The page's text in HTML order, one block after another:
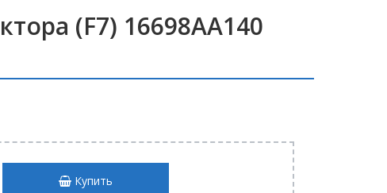
(F7) 16698AA140
Купить